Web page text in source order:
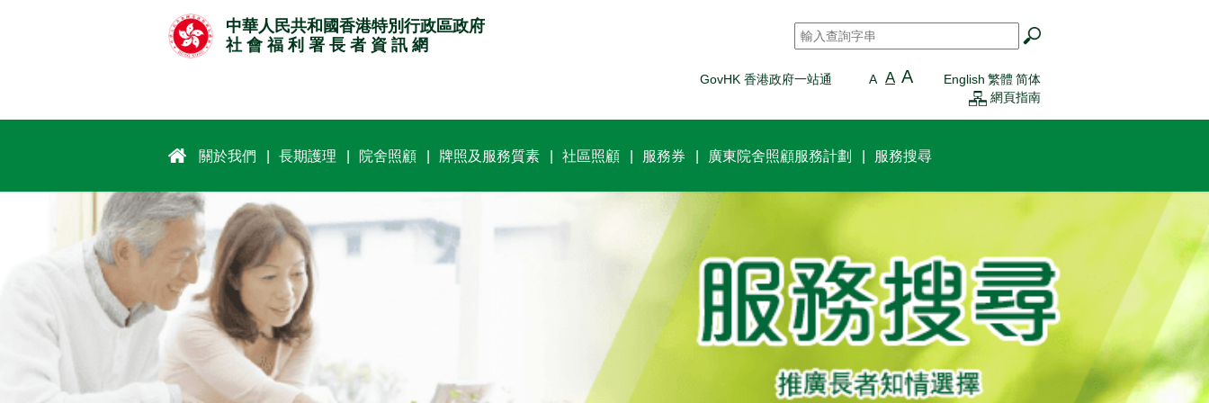
中華人民共和國香港特別行政區政府
社 會 福 利 署 長 者 資 訊 網
搜尋 *
GovHK 香港政府一站通 A A A English 繁體 简体
網頁指南
關於我們 長期護理 院舍照顧 牌照及服務質素 社區照顧 服務券 廣東院舍照顧服務計劃 服務搜尋